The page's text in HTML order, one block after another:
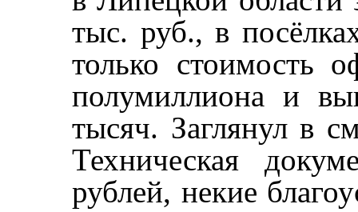
тыс. руб., в
только стоимость
полумиллиона и
тысяч. Заглянул в
Техническая
рублей, некие